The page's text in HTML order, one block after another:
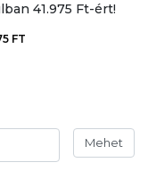
41.975 Ft-ért!
FT
Mehet